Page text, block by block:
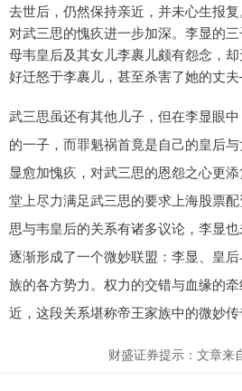
去世后，仍然保持亲近，并未心生报
对武三思的愧疚进一步加深。李显的
母韦皇后及其女儿李裹儿颇有怨念，
好迁怒于李裹儿，甚至杀害了她的丈
武三思虽还有其他儿子，但在李显眼
的一子，而罪魁祸首竟是自己的皇后
显愈加愧疚，对武三思的恩怨之心更
堂上尽力满足武三思的要求上海股票
思与韦皇后的关系有诸多议论，李显
逐渐形成了一个微妙联盟：李显、皇
族的各方势力。权力的交错与血缘的
近，这段关系堪称帝王家族中的微妙传
财盛证券提示：文章来